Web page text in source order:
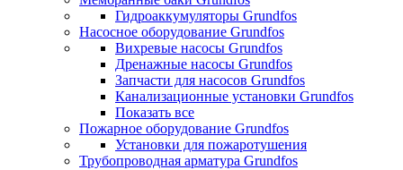
Гидроаккумуляторы Grundfos
Насосное оборудование Grundfos
Вихревые насосы Grundfos
Дренажные насосы Grundfos
Запчасти для насосов Grundfos
Канализационные установки Grundfos
Показать все
Пожарное оборудование Grundfos
Установки для пожаротушения
Трубопроводная арматура Grundfos